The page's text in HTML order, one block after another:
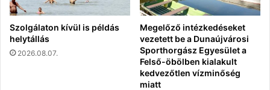
Szolgálaton kívül is példás
helytállás
2026.08.07.
Megelőző intézkedéseket
vezetett be a Dunaújvárosi
Sporthorgász Egyesület a
Felső-öbölben kialakult
kedvezőtlen vízminőség
miatt